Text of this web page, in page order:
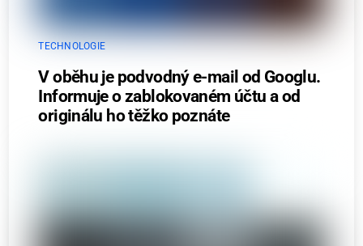
TECHNOLOGIE
V oběhu je podvodný e-mail od Googlu.
Informuje o zablokovaném účtu a od
originálu ho těžko poznáte